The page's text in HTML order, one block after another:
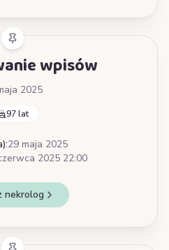
wpisów
2025
97 lat
29 maja 2025
2025 22:00
nekrolog